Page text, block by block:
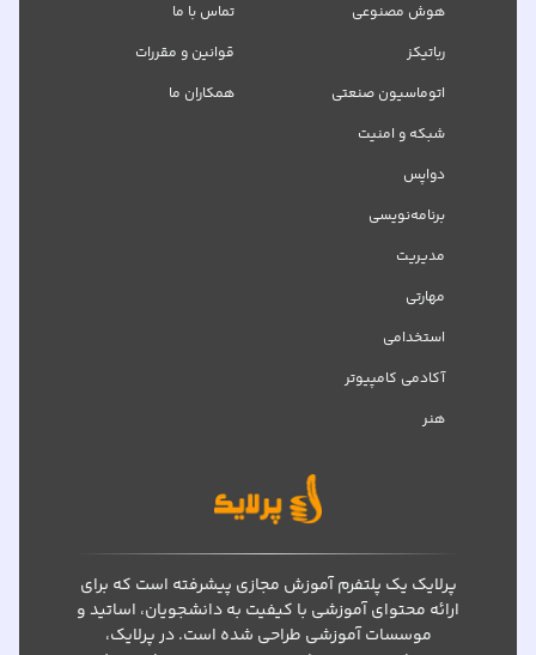
هوش مصنوعی
رباتیکز
اتوماسیون صنعتی
شبکه‌ و امنیت
دواپس
برنامه‌نویسی
مدیریت
مهارتی
استخدامی
آکادمی کامپیوتر
هنر
تماس با ما
قوانین و مقررات
همکاران ما
پرلایک یک پلتفرم آموزش مجازی پیشرفته است که برای
ارائه محتوای آموزشی با کیفیت به دانشجویان، اساتید و
موسسات آموزشی طراحی شده است. در پرلایک،